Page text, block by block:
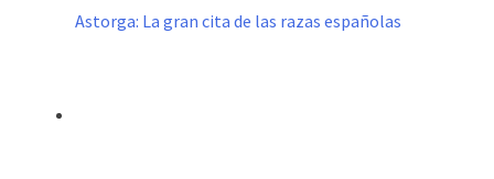
Astorga: La gran cita de las razas españolas